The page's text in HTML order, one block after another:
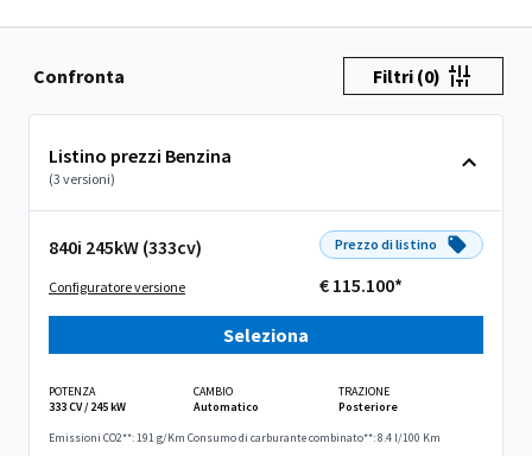
Confronta Filtri (0)
Listino prezzi Benzina
(3 versioni)
840i 245kW (333cv)
Configuratore versione
Prezzo di listino
€ 115.100*
Seleziona
POTENZA
333 CV / 245 kW
CAMBIO
Automatico
TRAZIONE
Posteriore
Emissioni CO2**: 191 g/Km Consumo di carburante combinato**: 8.4 l/100 Km